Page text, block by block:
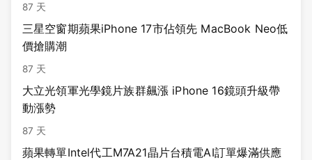
87 天
三星空窗期蘋果iPhone 17市佔領先 MacBook Neo低
價搶購潮
87 天
大立光領軍光學鏡片族群飆漲 iPhone 16鏡頭升級帶
動漲勢
87 天
蘋果轉單Intel代工M7A21晶片台積電AI訂單爆滿供應